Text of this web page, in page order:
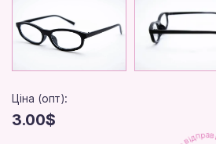
Ціна (опт):
3.00$